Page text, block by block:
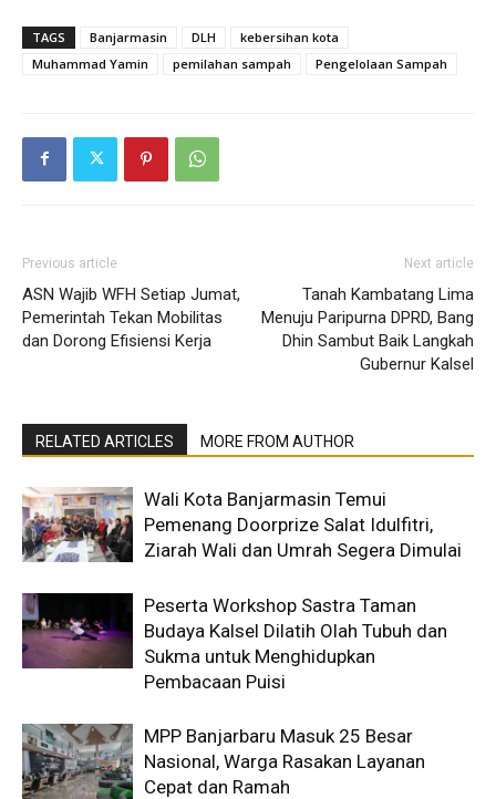
TAGS Banjarmasin DLH
kebersihan kota
Muhammad Yamin
pemilahan sampah Pengelolaan Sampah
Previous article
ASN Wajib WFH Setiap Jumat,
Pemerintah Tekan Mobilitas
dan Dorong Efisiensi Kerja
Next article
Tanah Kambatang Lima
Menuju Paripurna DPRD, Bang
Dhin Sambut Baik Langkah
Gubernur Kalsel
RELATED ARTICLES MORE FROM AUTHOR
Wali Kota Banjarmasin Temui
Pemenang Doorprize Salat Idulfitri,
Ziarah Wali dan Umrah Segera Dimulai
Peserta Workshop Sastra Taman
Budaya Kalsel Dilatih Olah Tubuh dan
Sukma untuk Menghidupkan
Pembacaan Puisi
MPP Banjarbaru Masuk 25 Besar
Nasional, Warga Rasakan Layanan
Cepat dan Ramah